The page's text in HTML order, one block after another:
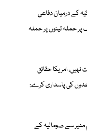
کے درمیان دفاعی
پر حملہ تینوں پر حملہ
امریکا حقائق
کی پاسداری کرے:
سے صومالیہ کے